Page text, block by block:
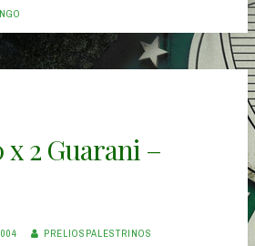
2 Guarani –
PRELIOSPALESTRINOS